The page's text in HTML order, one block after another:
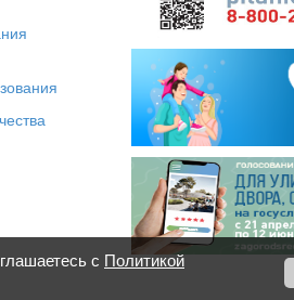
с Политикой